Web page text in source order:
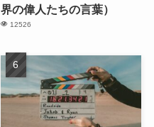
界の偉人たちの言葉）
12526